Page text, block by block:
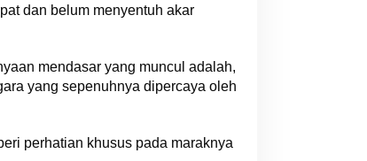
dan belum menyentuh akar
mendasar yang muncul adalah,
yang sepenuhnya dipercaya oleh
perhatian khusus pada maraknya